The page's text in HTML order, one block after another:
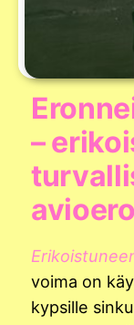
–
voima on
kypsille